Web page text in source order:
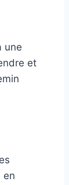
une
et
en